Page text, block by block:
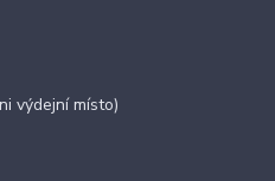
výdejní místo)